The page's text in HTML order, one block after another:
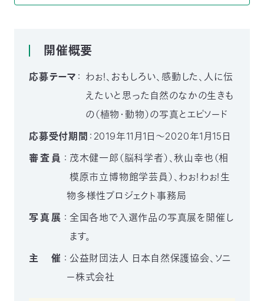
開催概要
応募テーマ ： わぉ！、おもしろい、感動した、人に伝
えたいと思った自然のなかの生きも
の（植物・動物）の写真とエピソード
応募受付期間 ： 2019年11月1日～2020年1月15日
審査員 ： 茂木健一郎（脳科学者）、秋山幸也（相
模原市立博物館学芸員）、わぉ！わぉ！生
物多様性プロジェクト事務局
写真展 ： 全国各地で入選作品の写真展を開催し
ます。
主 催 ： 公益財団法人 日本自然保護協会、ソニ
ー株式会社